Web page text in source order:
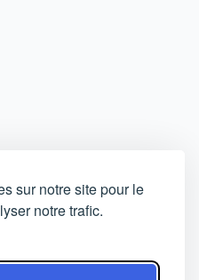
sur notre site pour le
notre trafic.